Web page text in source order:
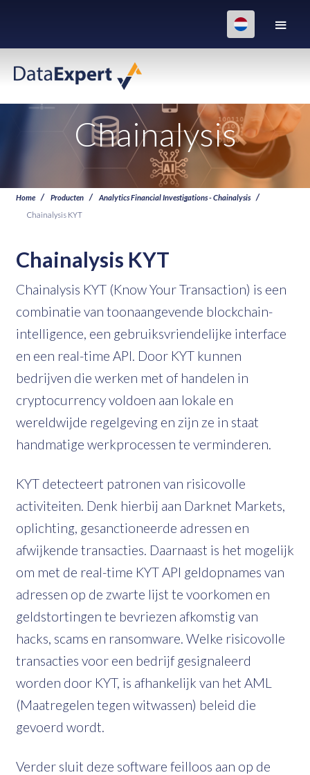
Chainalysis
Home Producten
Analytics Financial Investigations - Chainalysis
Chainalysis KYT
Chainalysis KYT
Chainalysis KYT (Know Your Transaction) is een
combinatie van toonaangevende blockchain-
intelligence, een gebruiksvriendelijke interface
en een real-time API. Door KYT kunnen
bedrijven die werken met of handelen in
cryptocurrency voldoen aan lokale en
wereldwijde regelgeving en zijn ze in staat
handmatige werkprocessen te verminderen.
KYT detecteert patronen van risicovolle
activiteiten. Denk hierbij aan Darknet Markets,
oplichting, gesanctioneerde adressen en
afwijkende transacties. Daarnaast is het mogelijk
om met de real-time KYT API geldopnames van
adressen op de zwarte lijst te voorkomen en
geldstortingen te bevriezen afkomstig van
hacks, scams en ransomware. Welke risicovolle
transacties voor een bedrijf gesignaleerd
worden door KYT, is afhankelijk van het AML
(Maatregelen tegen witwassen) beleid die
gevoerd wordt.
Verder sluit deze software feilloos aan op de